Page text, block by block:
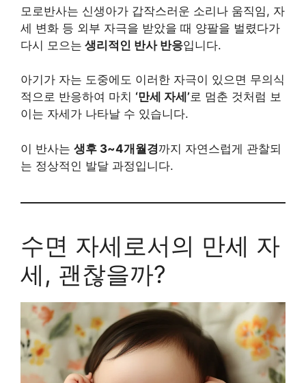
모로반사는 신생아가 갑작스러운 소리나 움직임, 자
세 변화 등 외부 자극을 받았을 때 양팔을 벌렸다가
다시 모으는 생리적인 반사 반응입니다.
아기가 자는 도중에도 이러한 자극이 있으면 무의식
적으로 반응하여 마치 ‘만세 자세’로 멈춘 것처럼 보
이는 자세가 나타날 수 있습니다.
이 반사는 생후 3~4개월경까지 자연스럽게 관찰되
는 정상적인 발달 과정입니다.
수면 자세로서의 만세 자
세, 괜찮을까?